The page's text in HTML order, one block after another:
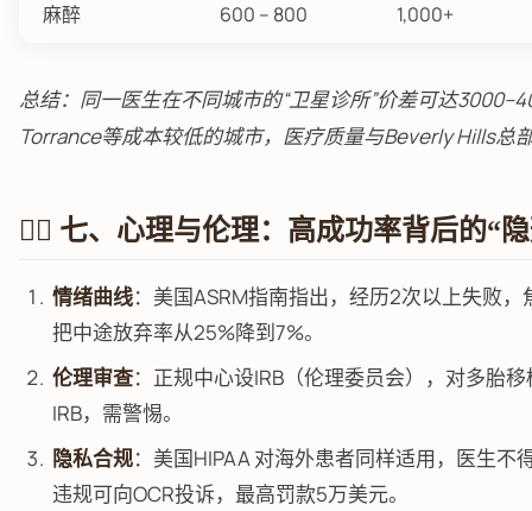
麻醉 600 – 800 1,000+
总结：同一医生在不同城市的“卫星诊所”价差可达
Torrance等成本较低的城市，医疗质量与Beverly Hills总
🧘‍♀️ 七、心理与伦理：高成功率背后的“
情绪曲线：美国ASRM指南指出，经历2次以上失败
把中途放弃率从25%降到7%。
伦理审查：正规中心设IRB（伦理委员会），对多胎
IRB，需警惕。
隐私合规：美国HIPAA 对海外患者同样适用，医生
违规可向OCR投诉，最高罚款5万美元。